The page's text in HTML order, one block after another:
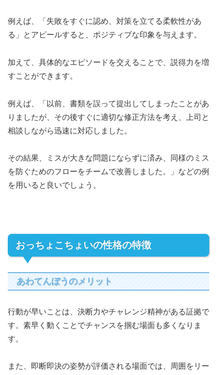
例えば、「失敗をすぐに認め、対策を立てる柔軟性があ
る」とアピールすると、ポジティブな印象を与えます。
加えて、具体的なエピソードを交えることで、説得力を増
すことができます。
例えば、「以前、書類を誤って提出してしまったことがあ
りましたが、その後すぐに適切な修正方法を考え、上司と
相談しながら迅速に対応しました。
その結果、ミスが大きな問題にならずに済み、同様のミス
を防ぐためのフローをチームで改善しました。」などの例
を用いると良いでしょう。
おっちょこちょいの性格の特徴
あわてんぼうのメリット
行動が早いことは、決断力やチャレンジ精神がある証拠で
す。素早く動くことでチャンスを掴む場面も多くなりま
す。
また、即断即決の姿勢が評価される場面では、周囲をリー